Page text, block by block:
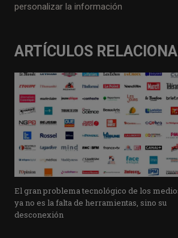
personalizar la información
ARTÍCULOS
El gran problema tecnológico de los
ya no es la falta de herramientas, sino su
desconexión